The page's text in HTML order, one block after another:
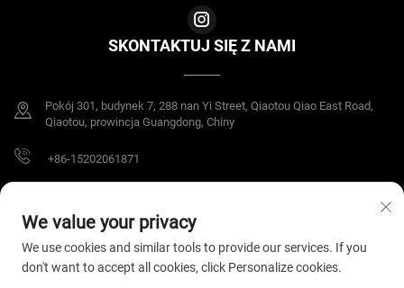
SKONTAKTUJ SIĘ Z NAMI
Pokój 301, budynek 7, 288 nan Yi Street, Qiaotou Qiao East Road,
Qiaotou, prowincja Guangdong, Chiny
+86-15202061871
Copyright © 2025 Dongguan Meisheng Intelligent Technology Co.,Ltd. Wszelkie
We value your privacy
We use cookies and similar tools to provide our services. If you
don't want to accept all cookies, click Personalize cookies.